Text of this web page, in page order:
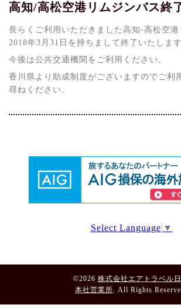
高知/高松空港リムジンバス終
長らくご利用いただきました高知-高松空港
2018年3月31日を持ちまして終了いたします
今後は公共交通機関をご利用ください。
香川県より助成制度がございますのでご利
尋ねください。
Select Language ▼
©2026 株式会社エアトラベル
本社営業所. All Rights